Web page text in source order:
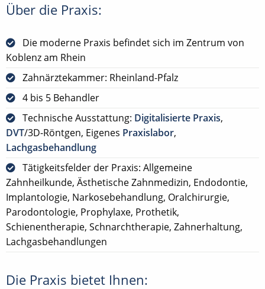
Über die Praxis:
Die moderne Praxis befindet sich im Zentrum von
Koblenz am Rhein
Zahnärztekammer: Rheinland-Pfalz
4 bis 5 Behandler
Technische Ausstattung: Digitalisierte Praxis,
DVT/3D-Röntgen, Eigenes Praxislabor,
Lachgasbehandlung
Tätigkeitsfelder der Praxis: Allgemeine
Zahnheilkunde, Ästhetische Zahnmedizin, Endodontie,
Implantologie, Narkosebehandlung, Oralchirurgie,
Parodontologie, Prophylaxe, Prothetik,
Schienentherapie, Schnarchtherapie, Zahnerhaltung,
Lachgasbehandlungen
Die Praxis bietet Ihnen: